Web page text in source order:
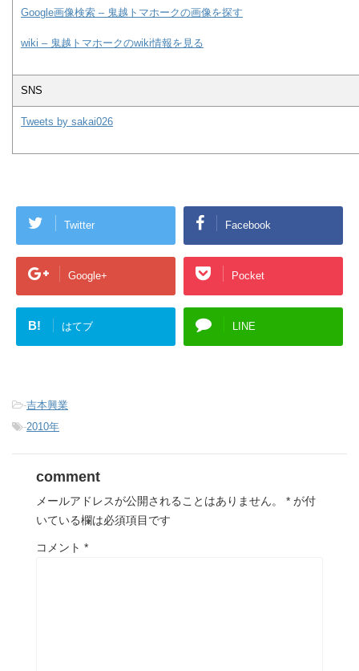
Google画像検索 – 鬼越トマホークの画像を探す
wiki – 鬼越トマホークのwiki情報を見る
SNS
Tweets by sakai026
Twitter Facebook
Google+ Pocket
B! はてブ LINE
-吉本興業
-2010年
comment
メールアドレスが公開されることはありません。 * が付
いている欄は必須項目です
コメント *